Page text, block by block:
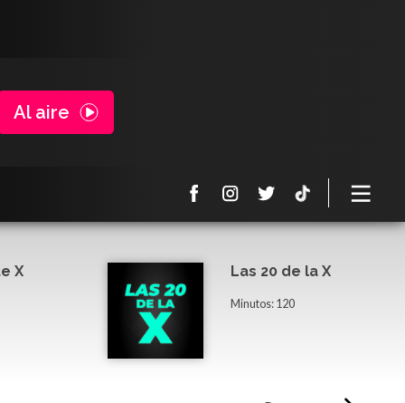
Al aire
X Las 20 de la X
Minutos: 120